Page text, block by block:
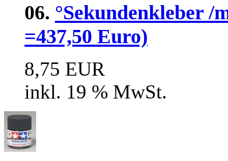
06. °Sekundenkleber /
=437,50 Euro)
8,75 EUR
inkl. 19 % MwSt.